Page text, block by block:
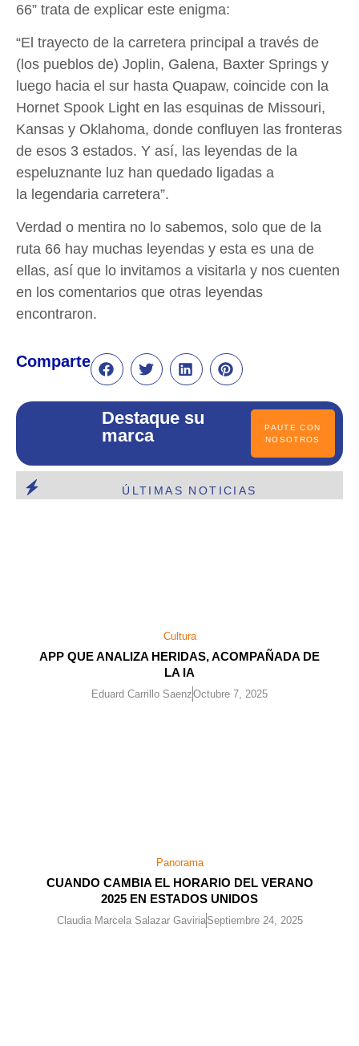
Comparte
Destaque su
marca
PAUTE CON
NOSOTROS
ÚLTIMAS NOTICIAS
Cultura
APP QUE ANALIZA HERIDAS, ACOMPAÑADA DE
LA IA
Eduard Carrillo SaenzOctubre 7, 2025
Panorama
CUANDO CAMBIA EL HORARIO DEL VERANO
2025 EN ESTADOS UNIDOS
Claudia Marcela Salazar GaviriaSeptiembre 24, 2025
66” trata de explicar este enigma:
“El trayecto de la carretera principal a través de
(los pueblos de) Joplin, Galena, Baxter Springs y
luego hacia el sur hasta Quapaw, coincide con la
Hornet Spook Light en las esquinas de Missouri,
Kansas y Oklahoma, donde confluyen las fronteras
de esos 3 estados. Y así, las leyendas de la
espeluznante luz han quedado ligadas a
la legendaria carretera”.
Verdad o mentira no lo sabemos, solo que de la
ruta 66 hay muchas leyendas y esta es una de
ellas, así que lo invitamos a visitarla y nos cuenten
en los comentarios que otras leyendas
encontraron.